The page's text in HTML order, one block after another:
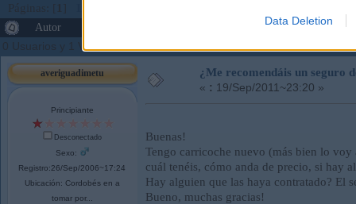
Data Deletion
Páginas: [ 1
Autor
Tema: ¿Me recomendáis un seguro de coche?
0 Usuarios y 1 Visitante están viendo este tema.
averiguadimetu
Principiante
Desconectado
Sexo:
Registro:26/Sep/2006~17:24
Ubicación: Cordobés en a
tomar por...
¿Me recomendáis un seguro
« : 19/Sep/2011~23:20 »
Buenas!
Tengo carricoche nuevo (más bien lo voy
cuál tenéis, cómo anda de precio, si hay
Hay alguien que las haya contratado? El
Bueno, muchas gracias!